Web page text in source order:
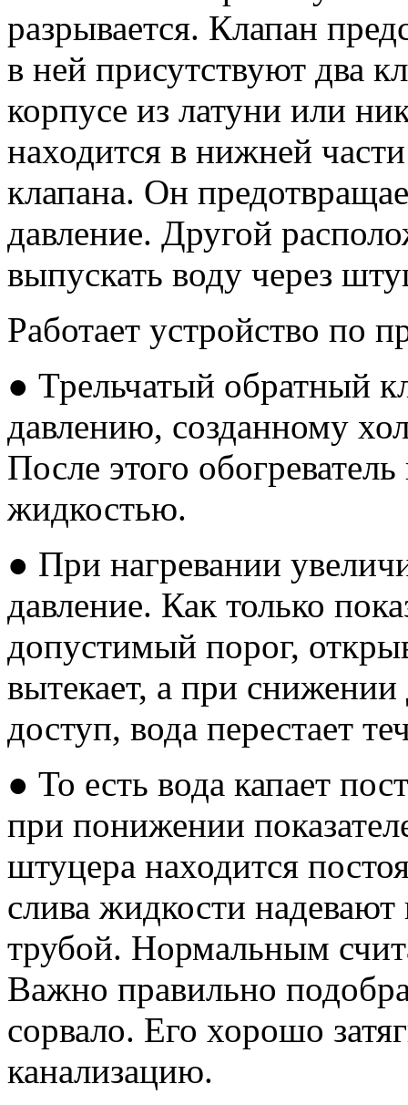
разрывается. Клапан
в ней присутствуют два
корпусе из латуни или
находится в нижней
клапана. Он
давление. Другой
выпускать воду через
Работает устройство по
● Трельчатый обратный
давлению, созданному
После этого
жидкостью.
● При нагревании
давление. Как только
допустимый порог,
вытекает, а при
доступ, вода перестает
● То есть вода капает
при понижении
штуцера находится
слива жидкости
трубой. Нормальным
Важно правильно
сорвало. Его хорошо
канализацию.